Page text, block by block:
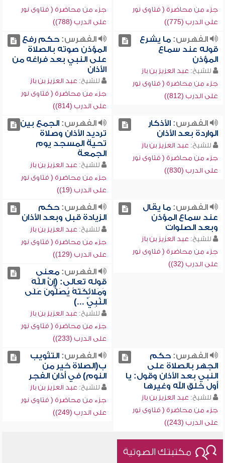
جزء من محاضرة ( فتاوى نور
على الدرب (775))
جزء من محاضرة ( فتاوى نور
على الدرب (788))
الفهرس:ما يشرع
قوله عند سماع
المؤذن
للشيخ: عبد العزيز بن باز
جزء من محاضرة ( فتاوى نور
على الدرب (812))
الفهرس:حكم رفع
المؤذن صوته بالصلاة
على النبي بعد فراغه من
الأذان
للشيخ: عبد العزيز بن باز
جزء من محاضرة ( فتاوى نور
على الدرب (814))
الفهرس:الأذكار
الواردة بعد الأذان
للشيخ: عبد العزيز بن باز
جزء من محاضرة ( فتاوى نور
على الدرب (830))
الفهرس:الجمع بين
ترديد الأذان وصلاة
تحية المسجد يوم
الجمعة
للشيخ: عبد العزيز بن باز
جزء من محاضرة ( فتاوى نور
على الدرب (19))
الفهرس:ما يقال
عند سماع المؤذن
وبعد الصلوات
للشيخ: عبد العزيز بن باز
جزء من محاضرة ( فتاوى نور
على الدرب (32))
الفهرس:حكم
الزيادة قبل وبعد الأذان
للشيخ: عبد العزيز بن باز
جزء من محاضرة ( فتاوى نور
على الدرب (129))
الفهرس:معنى
قوله تعالى: (إِنَّ اللَّهَ
وَمَلائِكَتَهُ يُصَلُّونَ عَلَى
النَّبِيِّ ...)
للشيخ: عبد العزيز بن باز
جزء من محاضرة ( فتاوى نور
على الدرب (233))
الفهرس:حكم
الجهر بالصلاة على
النبي بعد الأذان وقول: يا
أول خلق الله وغيرها
للشيخ: عبد العزيز بن باز
جزء من محاضرة ( فتاوى نور
على الدرب (243))
الفهرس:التثويب
ب(الصلاة خير من
النوم) في أذان الفجر
للشيخ: عبد العزيز بن باز
جزء من محاضرة ( فتاوى نور
على الدرب (249))
مكتبتك الصوتية